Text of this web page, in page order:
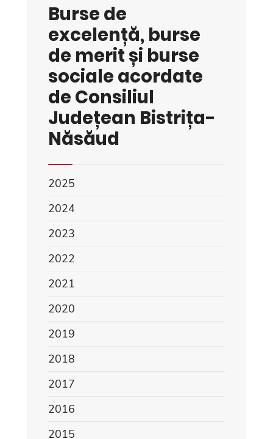
Burse de
excelență, burse
de merit și burse
sociale acordate
de Consiliul
Județean Bistrița-
Năsăud
2025
2024
2023
2022
2021
2020
2019
2018
2017
2016
2015